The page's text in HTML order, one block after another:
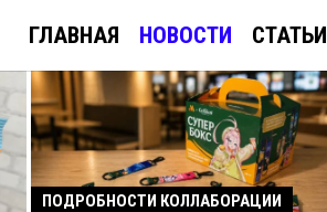
ГЛАВНАЯ НОВОСТИ СТАТЬИ
ПОДРОБНОСТИ КОЛЛАБОРАЦИИ